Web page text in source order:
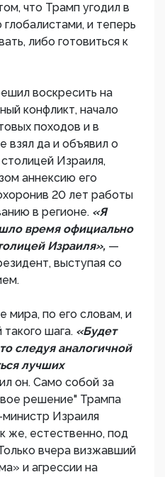
что Трамп угодил в
и теперь
либо готовиться к
воскресить на
конфликт, начало
походов и в
взял да и объявил о
Израиля,
аннексию его
20 лет работы
в регионе. «Я
время официально
Израиля», —
выступая со
мира, по его словам, и
такого шага. «Будет
следуя аналогичной
лучших
он. Само собой за
решение" Трампа
Израиля
же, естественно, под
вчера визжавший
и агрессии на